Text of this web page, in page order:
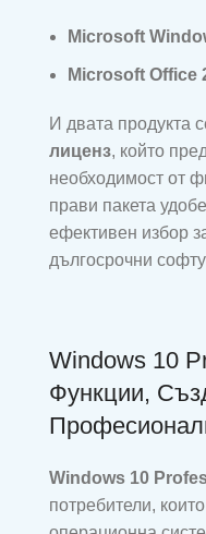
Microsoft
Microsoft Office
И двата продукта
лиценз, който
необходимост от
прави пакета
ефективен избор
дългосрочни
Windows 10
Функции,
Windows 10
потребители,